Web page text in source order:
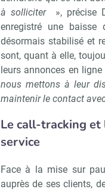
à solliciter
», précise
enregistré une baisse
désormais stabilisé et
sont, quant à elle,
leurs annonces en ligne
nous mettons à leur
maintenir le contact
Le call-tracking
service
Face à la mise sur
auprès de ses clients,